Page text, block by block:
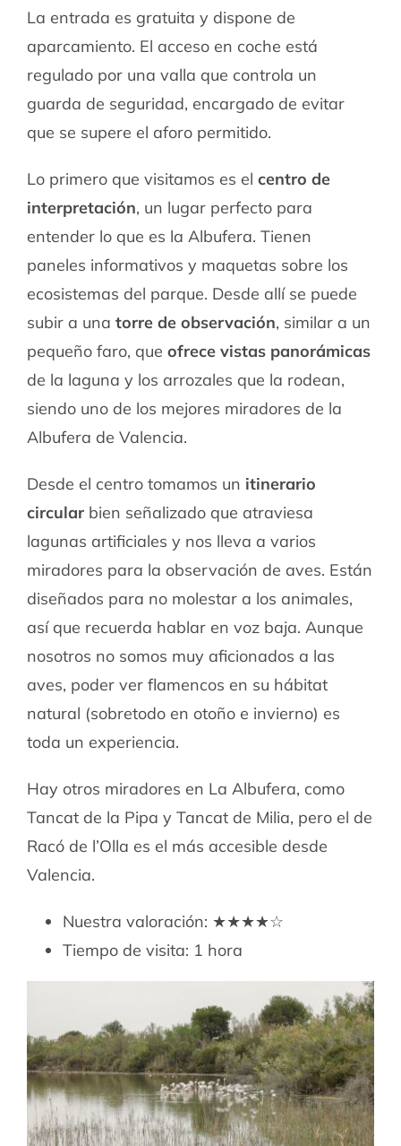
La entrada es gratuita y dispone de
aparcamiento. El acceso en coche está
regulado por una valla que controla un
guarda de seguridad, encargado de evitar
que se supere el aforo permitido.
Lo primero que visitamos es el centro de
interpretación, un lugar perfecto para
entender lo que es la Albufera. Tienen
paneles informativos y maquetas sobre los
ecosistemas del parque. Desde allí se puede
subir a una torre de observación, similar a un
pequeño faro, que ofrece vistas panorámicas
de la laguna y los arrozales que la rodean,
siendo uno de los mejores miradores de la
Albufera de Valencia.
Desde el centro tomamos un itinerario
circularbien señalizado que atraviesa
lagunas artificiales y nos lleva a varios
miradores para la observación de aves. Están
diseñados para no molestar a los animales,
así que recuerda hablar en voz baja. Aunque
nosotros no somos muy aficionados a las
aves, poder ver flamencos en su hábitat
natural (sobretodo en otoño e invierno) es
toda un experiencia.
Hay otros miradores en La Albufera, como
Tancat de la Pipa y Tancat de Milia, pero el de
Racó de l’Olla es el más accesible desde
Valencia.
Nuestra valoración: ★★★★☆
Tiempo de visita: 1 hora